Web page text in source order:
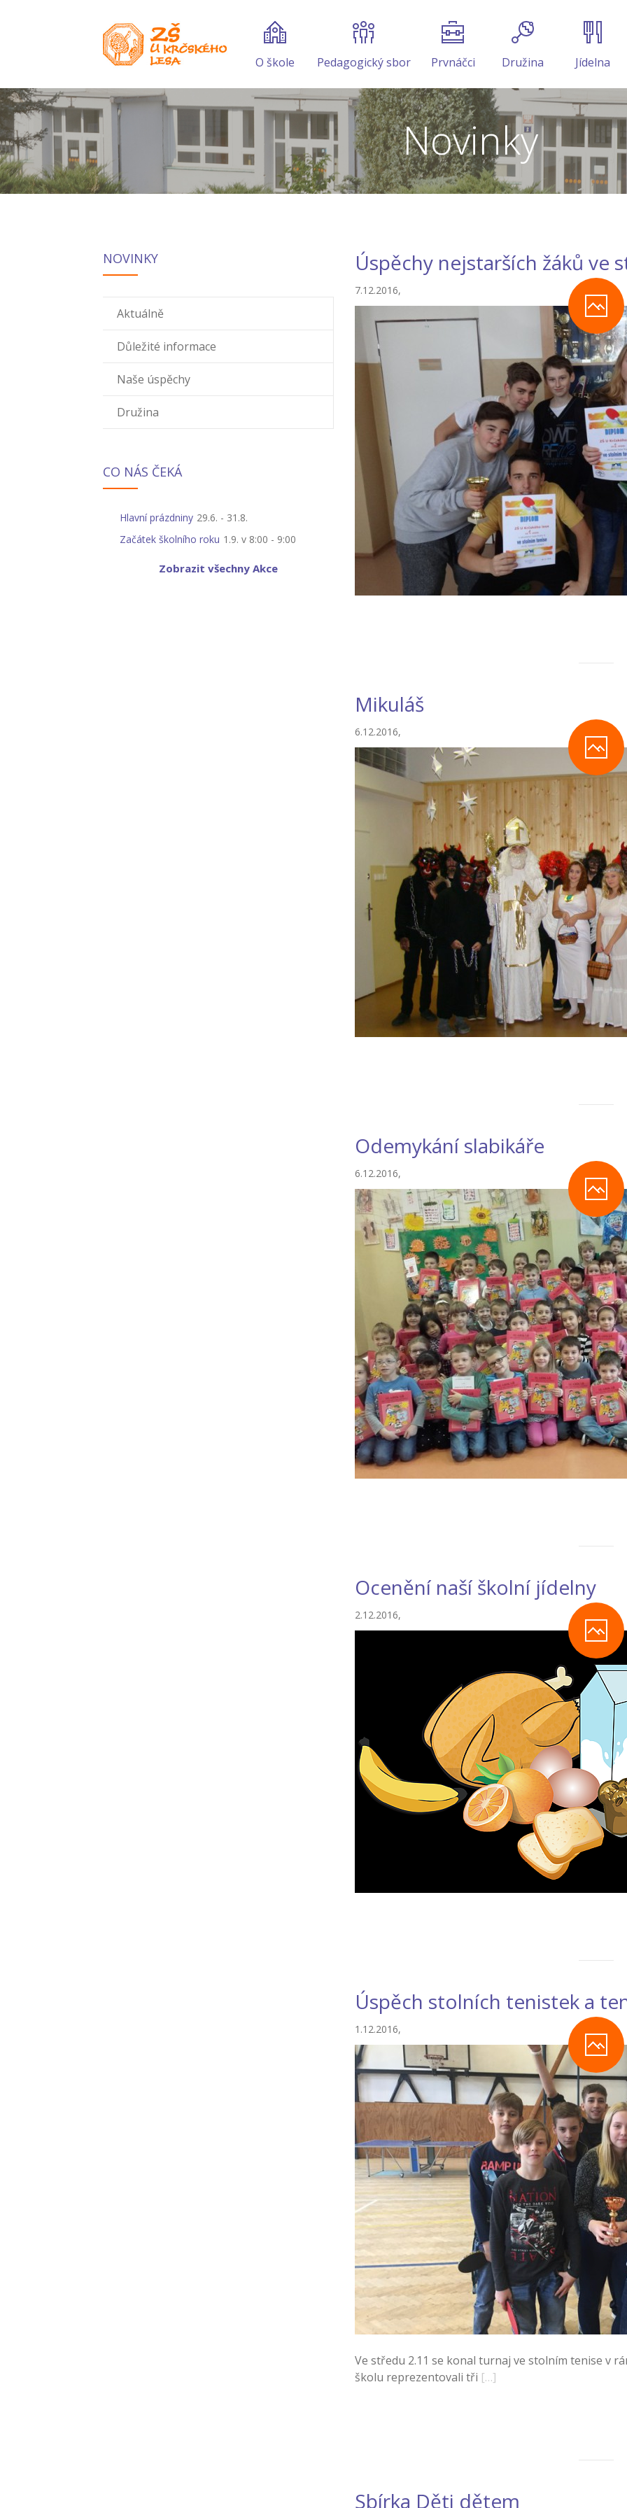
O škole Pedagogický sbor Prvnáčci Družina Jídelna
Novinky
Úspěchy nejstarších žáků ve
7.12.2016,
Mikuláš
6.12.2016,
Odemykání slabikáře
6.12.2016,
Ocenění naší školní jídelny
2.12.2016,
Úspěch stolních tenistek a
1.12.2016,
Ve středu 2.11 se konal turnaj ve stolním tenise v
školu reprezentovali tři […]
Sbírka Děti dětem
NOVINKY
Aktuálně
Důležité informace
Naše úspěchy
Družina
CO NÁS ČEKÁ
Hlavní prázdniny 29.6. - 31.8.
Začátek školního roku 1.9. v 8:00 - 9:00
Zobrazit všechny Akce